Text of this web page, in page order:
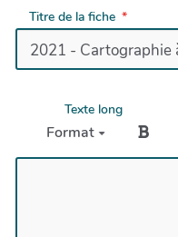
Titre de la fiche
Texte long
Format